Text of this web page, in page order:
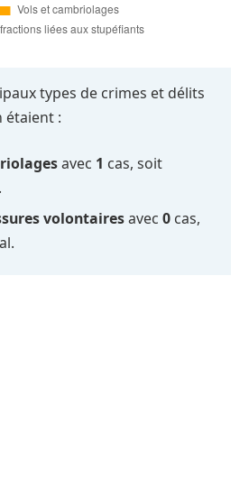
types de crimes et délits
étaient :
avec 1 cas, soit
volontairesavec 0 cas,